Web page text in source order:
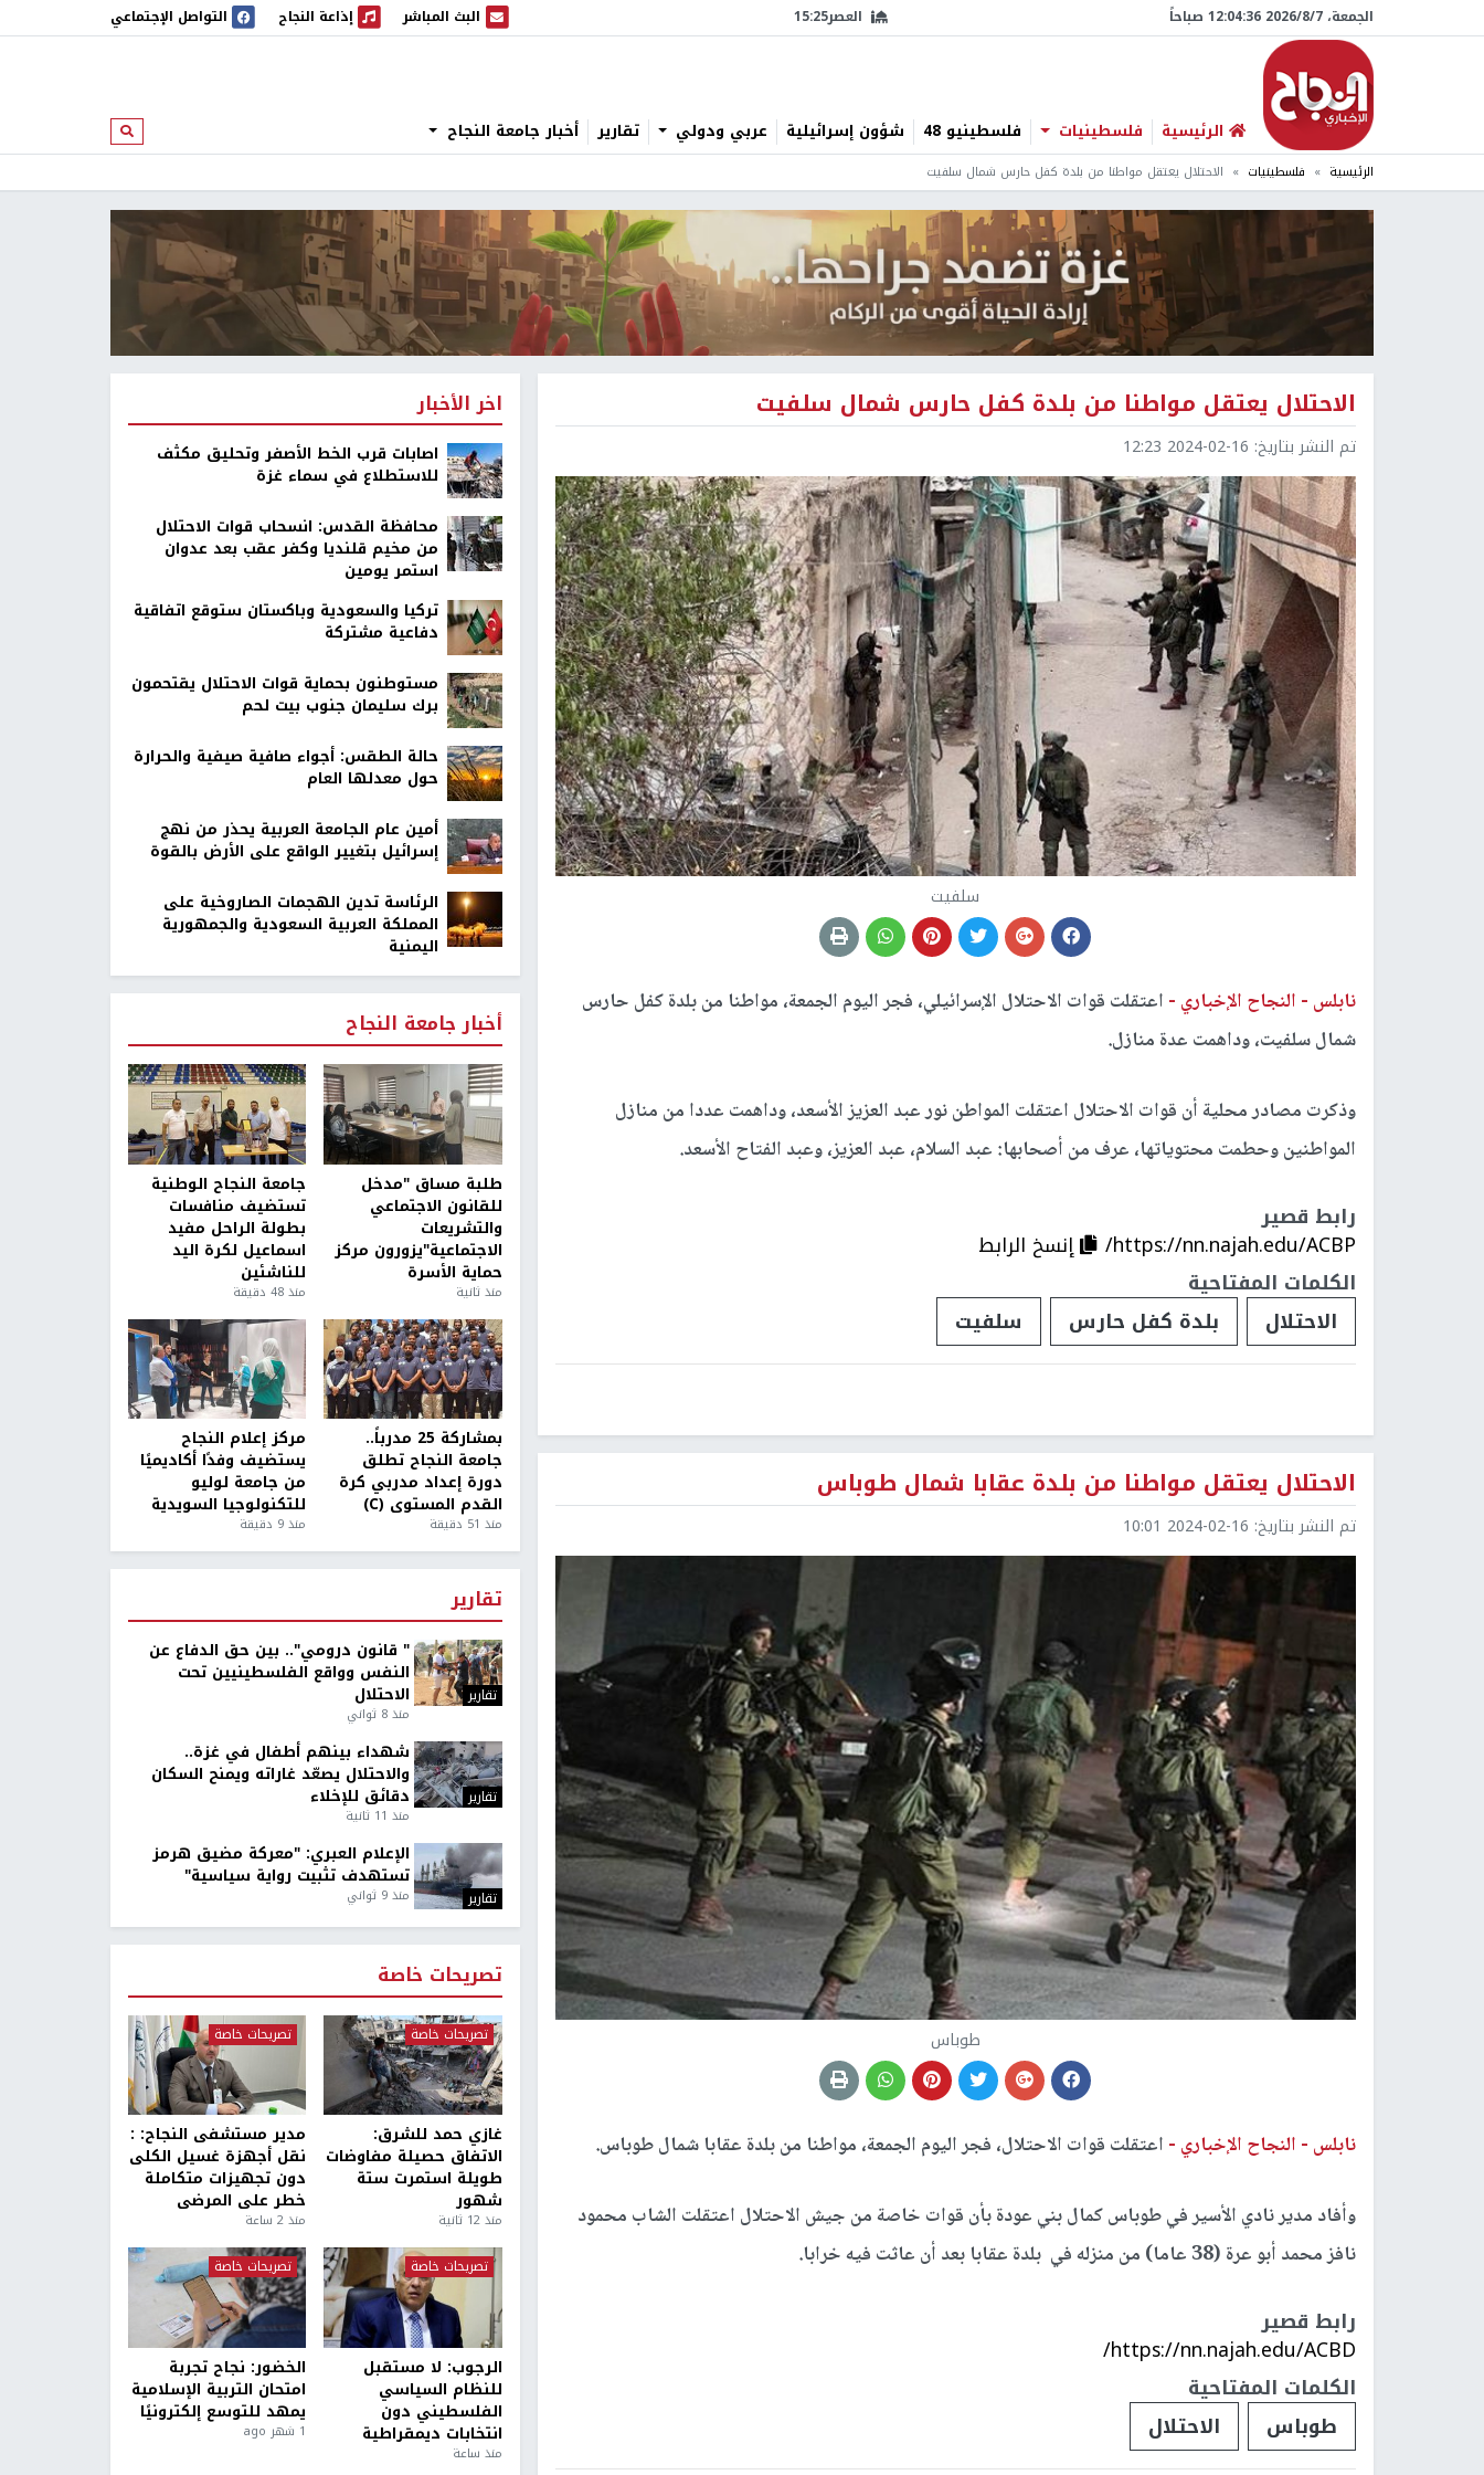
الجمعة، 7/‏8/‏2026 12:04:37 صباحاً العصر15:25 البث المباشر
البث المباشر إذاعة النجاح
إذاعة النجاح التواصل الإجتماعي
الرئيسية فلسطينيات فلسطينيو 48 شؤون إسرائيلية عربي ودولي تقارير أخبار جامعة النجاح ابحث
الرئيسية فلسطينيات الاحتلال يعتقل مواطنا من بلدة كفل حارس شمال سلفيت
الاحتلال يعتقل مواطنا من بلدة كفل حارس شمال سلفيت
تم النشر بتاريخ: 2024-02-16 12:23
سلفيت
نابلس - النجاح الإخباري - اعتقلت قوات الاحتلال الإسرائيلي، فجر اليوم الجمعة، مواطنا من بلدة كفل حارس
شمال سلفيت، وداهمت عدة منازل.
وذكرت مصادر محلية أن قوات الاحتلال اعتقلت المواطن نور عبد العزيز الأسعد، وداهمت عددا من منازل
المواطنين وحطمت محتوياتها، عرف من أصحابها: عبد السلام، عبد العزيز، وعبد الفتاح الأسعد.
رابط قصير
https://nn.najah.edu/ACBP/
إنسخ الرابط
الكلمات المفتاحية
الاحتلال
بلدة كفل حارس سلفيت
الاحتلال يعتقل مواطنا من بلدة عقابا شمال طوباس
تم النشر بتاريخ: 2024-02-16 10:01
طوباس
نابلس - النجاح الإخباري - اعتقلت قوات الاحتلال، فجر اليوم الجمعة، مواطنا من بلدة عقابا شمال طوباس.
وأفاد مدير نادي الأسير في طوباس كمال بني عودة بأن قوات خاصة من جيش الاحتلال اعتقلت الشاب محمود
نافز محمد أبو عرة (38 عاما) من منزله في بلدة عقابا بعد أن عاثت فيه خرابا.
رابط قصير
https://nn.najah.edu/ACBD/
الكلمات المفتاحية
طوباس
الاحتلال
اخر الأخبار
اصابات قرب الخط الأصفر وتحليق مكثف
للاستطلاع في سماء غزة
محافظة القدس: انسحاب قوات الاحتلال
من مخيم قلنديا وكفر عقب بعد عدوان
استمر يومين
تركيا والسعودية وباكستان ستوقع اتفاقية
دفاعية مشتركة
مستوطنون بحماية قوات الاحتلال يقتحمون
برك سليمان جنوب بيت لحم
حالة الطقس: أجواء صافية صيفية والحرارة
حول معدلها العام
أمين عام الجامعة العربية يحذر من نهج
إسرائيل بتغيير الواقع على الأرض بالقوة
الرئاسة تدين الهجمات الصاروخية على
المملكة العربية السعودية والجمهورية
اليمنية
أخبار جامعة النجاح
طلبة مساق "مدخل
للقانون الاجتماعي
والتشريعات
الاجتماعية"يزورون مركز
حماية الأسرة
منذ ثانية
جامعة النجاح الوطنية
تستضيف منافسات
بطولة الراحل مفيد
اسماعيل لكرة اليد
للناشئين
منذ 48 دقيقة
بمشاركة 25 مدرباً..
جامعة النجاح تطلق
دورة إعداد مدربي كرة
القدم المستوى (C)
منذ 51 دقيقة
مركز إعلام النجاح
يستضيف وفدًا أكاديميًا
من جامعة لوليو
للتكنولوجيا السويدية
منذ 9 دقيقة
تقارير
تقارير
" قانون درومي".. بين حق الدفاع عن
النفس وواقع الفلسطينيين تحت
الاحتلال
منذ 8 ثواني
تقارير
شهداء بينهم أطفال في غزة..
والاحتلال يصعّد غاراته ويمنح السكان
دقائق للإخلاء
منذ 11 ثانية
تقارير
الإعلام العبري: "معركة مضيق هرمز
تستهدف تثبيت رواية سياسية"
منذ 9 ثواني
تصريحات خاصة
تصريحات خاصة
غازي حمد للشرق:
الاتفاق حصيلة مفاوضات
طويلة استمرت ستة
شهور
منذ 12 ثانية
تصريحات خاصة
مدير مستشفى النجاح: :
نقل أجهزة غسيل الكلى
دون تجهيزات متكاملة
خطر على المرضى
منذ 2 ساعة
تصريحات خاصة
الرجوب: لا مستقبل
للنظام السياسي
الفلسطيني دون
انتخابات ديمقراطية
منذ ساعة
تصريحات خاصة
الخضور: نجاح تجربة
امتحان التربية الإسلامية
يمهد للتوسع إلكترونيًا
1 شهر ago